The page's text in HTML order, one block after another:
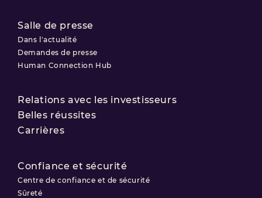
Salle de presse
Dans l'actualité
Demandes de presse
Human Connection Hub
Relations avec les investisseurs
Belles réussites
Carrières
Confiance et sécurité
Centre de confiance et de sécurité
Sûreté